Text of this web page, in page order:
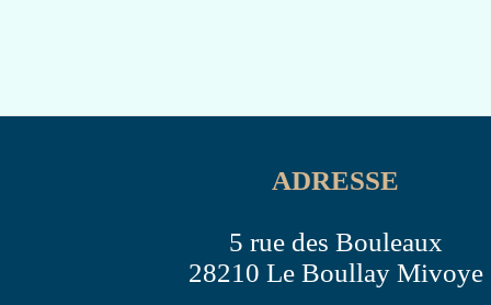
ADRESSE
5 rue des Bouleaux
28210 Le Boullay Mivoye